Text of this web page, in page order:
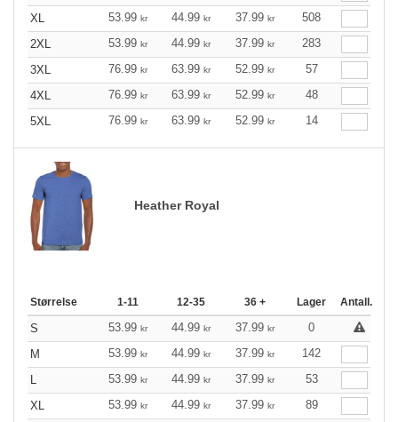
XL
53.99 kr 44.99 kr 37.99 kr
508
2XL
53.99 kr 44.99 kr 37.99 kr
283
3XL
76.99 kr 63.99 kr 52.99 kr
57
4XL
76.99 kr 63.99 kr 52.99 kr
48
5XL
76.99 kr 63.99 kr 52.99 kr 14
Heather Royal
Størrelse 1-11 12-35 36 + Lager Antall.
S 53.99 kr 44.99 kr 37.99 kr
0
M
53.99 kr 44.99 kr 37.99 kr
142
L
53.99 kr 44.99 kr 37.99 kr
53
XL
53.99 kr 44.99 kr 37.99 kr
89